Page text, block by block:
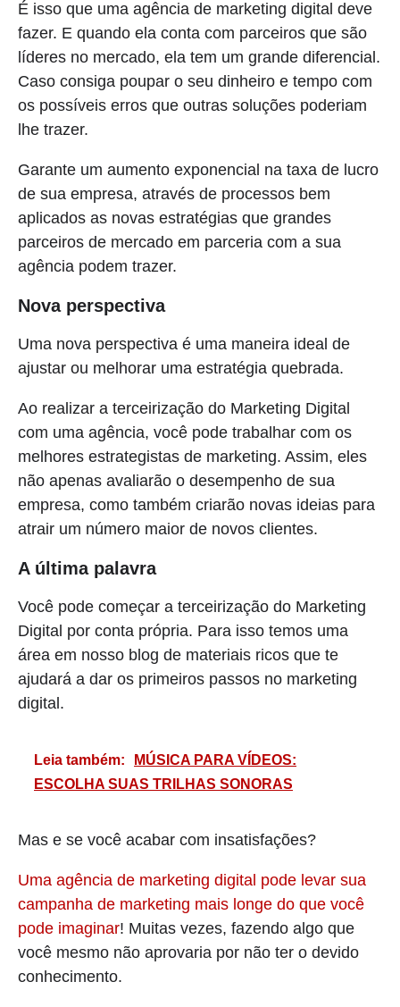
É isso que uma agência de marketing digital deve
fazer. E quando ela conta com parceiros que são
líderes no mercado, ela tem um grande diferencial.
Caso consiga poupar o seu dinheiro e tempo com
os possíveis erros que outras soluções poderiam
lhe trazer.
Garante um aumento exponencial na taxa de lucro
de sua empresa, através de processos bem
aplicados as novas estratégias que grandes
parceiros de mercado em parceria com a sua
agência podem trazer.
Nova perspectiva
Uma nova perspectiva é uma maneira ideal de
ajustar ou melhorar uma estratégia quebrada.
Ao realizar a terceirização do Marketing Digital
com uma agência, você pode trabalhar com os
melhores estrategistas de marketing. Assim, eles
não apenas avaliarão o desempenho de sua
empresa, como também criarão novas ideias para
atrair um número maior de novos clientes.
A última palavra
Você pode começar a terceirização do Marketing
Digital por conta própria. Para isso temos uma
área em nosso blog de materiais ricos que te
ajudará a dar os primeiros passos no marketing
digital.
Leia também:
MÚSICA PARA VÍDEOS:
ESCOLHA SUAS TRILHAS SONORAS
Mas e se você acabar com insatisfações?
Uma agência de marketing digital pode levar sua
campanha de marketing mais longe do que você
pode imaginar! Muitas vezes, fazendo algo que
você mesmo não aprovaria por não ter o devido
conhecimento.